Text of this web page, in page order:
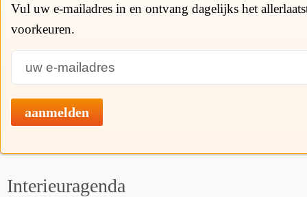
Vul uw e-mailadres in en ontvang dagelijks het
voorkeuren.
aanmelden
Interieuragenda